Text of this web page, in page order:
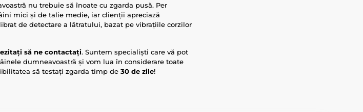
nu trebuie să înoate cu zgarda pusă. Per
mici și de talie medie, iar clienții apreciază
de detectare a lătratului, bazat pe vibrațiile corzilor
să ne contactați. Suntem specialiști care vă pot
dumneavoastră și vom lua în considerare toate
să testați zgarda timp de 30 de zile!